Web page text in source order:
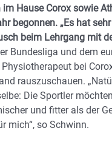
Hause Corox sowie
begonnen. „Es hat
beim Lehrgang mit
Bundesliga und dem
Physiotherapeut bei
rauszuschauen.
Die Sportler
und fitter als der
mich“, so Schwinn.